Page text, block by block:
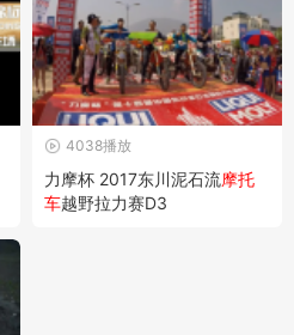
4038播放
力摩杯 2017东川泥石流摩托
车越野拉力赛D3